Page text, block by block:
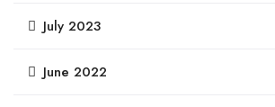
July 2023
June 2022